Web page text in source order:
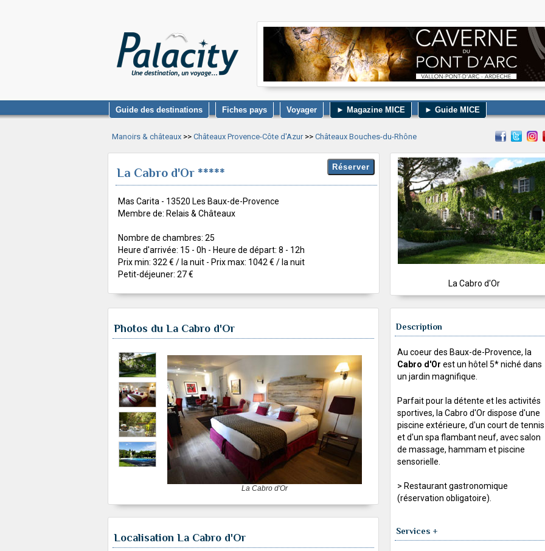
Guide des destinations Fiches pays Voyager ► Magazine MICE ► Guide MICE
Manoirs & châteaux >> Châteaux Provence-Côte d'Azur>> Châteaux Bouches-du-Rhône
La Cabro d'Or *****
Mas Carita - 13520 Les Baux-de-Provence ‎
Membre de: Relais & Châteaux
Nombre de chambres: 25
Heure d'arrivée: 15 - 0h - Heure de départ: 8 - 12h
Prix min: 322 € / la nuit - Prix max: 1042 € / la nuit
Petit-déjeuner: 27 €
La Cabro d'Or
Photos du La Cabro d'Or
La Cabro d'Or
Description
Au coeur des Baux-de-Provence, la
Cabro d'Or est un hôtel 5* niché dans
un jardin magnifique.
Parfait pour la détente et les activités
sportives, la Cabro d'Or dispose d'une
piscine extérieure, d'un court de tennis
et d'un spa flambant neuf, avec salon
de massage, hammam et piscine
sensorielle.
> Restaurant gastronomique
(réservation obligatoire).
Services +
Localisation La Cabro d'Or